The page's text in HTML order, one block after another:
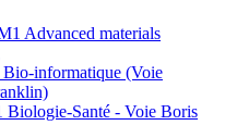
Advanced materials
informatique (Voie
Santé - Voie Boris